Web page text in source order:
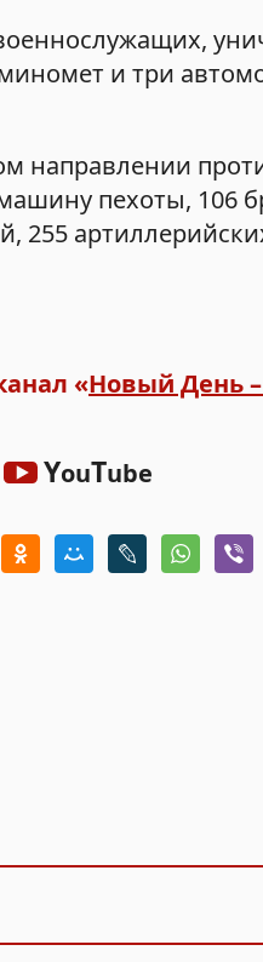
и три
направлении
пехоты, 106
«Новый День
YouTube